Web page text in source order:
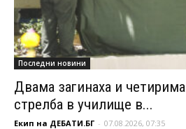
Последни новини
Двама загинаха и
стрелба в училище в...
Екип на ДЕБАТИ.БГ - 07.08.2026, 07:35